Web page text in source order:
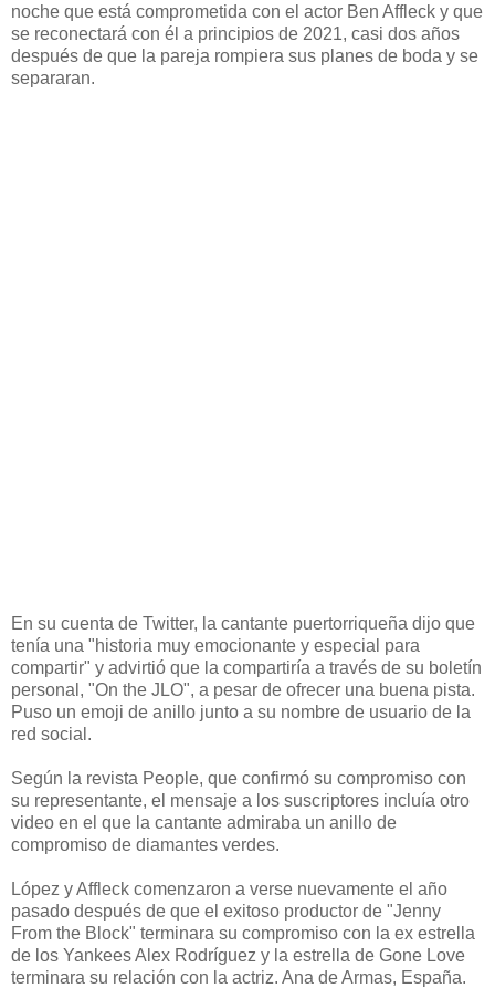
noche que está comprometida con el actor Ben Affleck y que
se reconectará con él a principios de 2021, casi dos años
después de que la pareja rompiera sus planes de boda y se
separaran.
En su cuenta de Twitter, la cantante puertorriqueña dijo que
tenía una "historia muy emocionante y especial para
compartir" y advirtió que la compartiría a través de su boletín
personal, "On the JLO", a pesar de ofrecer una buena pista.
Puso un emoji de anillo junto a su nombre de usuario de la
red social.
Según la revista People, que confirmó su compromiso con
su representante, el mensaje a los suscriptores incluía otro
video en el que la cantante admiraba un anillo de
compromiso de diamantes verdes.
López y Affleck comenzaron a verse nuevamente el año
pasado después de que el exitoso productor de "Jenny
From the Block" terminara su compromiso con la ex estrella
de los Yankees Alex Rodríguez y la estrella de Gone Love
terminara su relación con la actriz. Ana de Armas, España.